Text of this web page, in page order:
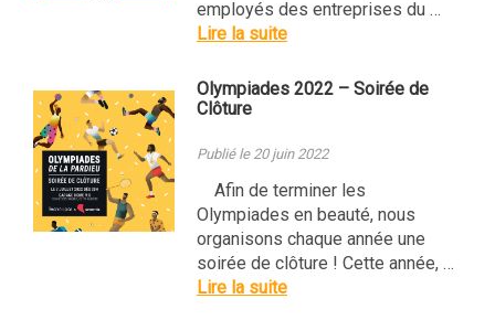
employés des entreprises du …
Lire la suite
Olympiades 2022 – Soirée de
Clôture
Publié le 20 juin 2022
Afin de terminer les
Olympiades en beauté, nous
organisons chaque année une
soirée de clôture ! Cette année, …
Lire la suite